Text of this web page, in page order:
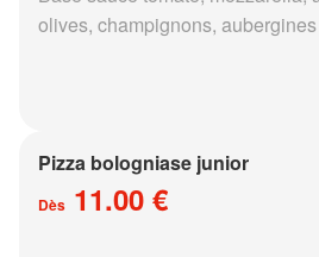
olives, champignons, aubergines
Pizza bologniase junior
Dès 11.00 €